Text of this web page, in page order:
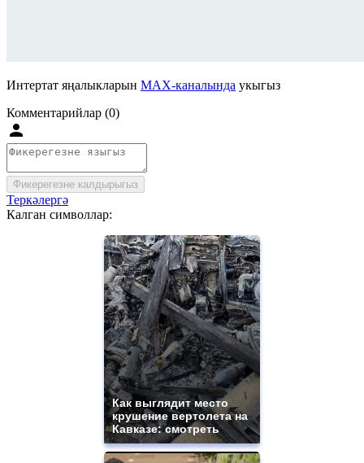
Интертат яңалыкларын MAX-каналында укыгыз
Комментарийлар (0)
Фикерегезне калдырыгыз
Теркәлергә
Калган символлар:
Как выглядит место
крушение вертолета на
Кавказе: смотреть